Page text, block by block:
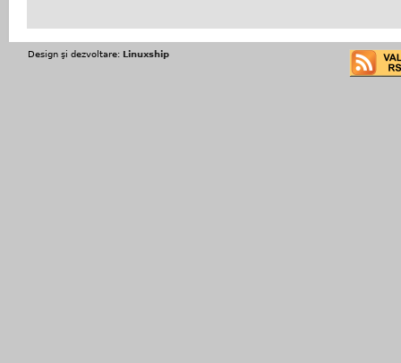
Design şi dezvoltare:Linuxship